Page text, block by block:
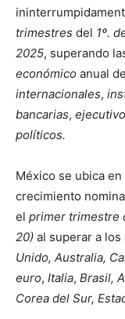
trimestres del 1º.
2025, superando
económico anual
internacionales,
bancarias,
políticos.
México se ubica en
crecimiento
el primer trimestre
20) al superar a
Unido, Australia,
euro, Italia, Brasil,
Corea del Sur,